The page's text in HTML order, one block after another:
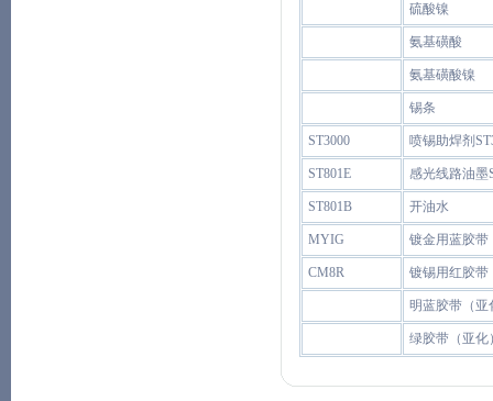
硫酸镍
氨基磺酸
氨基磺酸镍
锡条
ST3000 喷锡助焊剂
ST801E 感光线路油墨
ST801B 开油水
MYIG 镀金用蓝胶带
CM8R 镀锡用红胶带
明蓝胶带（亚
绿胶带（亚化